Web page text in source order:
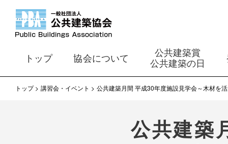
トップ 協会について
公共建築賞
公共建築の日
トップ 講習会・イベント 公共建築月間 平成30年度施設見学会～木材を
公共建築